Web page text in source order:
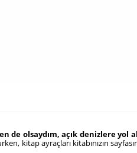
de olsaydım, açık denizlere yol
kitap ayraçları kitabınızın